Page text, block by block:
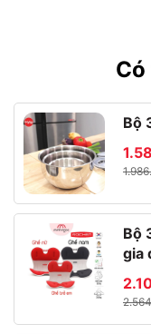
Bình ủ nhiệt có phin
Mã sp:ST-F15
Kích thước: 10.5 x
Trọng lượng: 895 g
Dung tích : 1500ml,
Bộ
Bộ
gia